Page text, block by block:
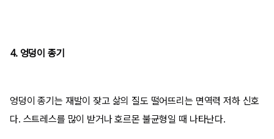
4. 엉덩이 종기
엉덩이 종기는 재발이 잦고 삶의 질도 떨어뜨리는 면역력 저하 신호
다. 스트레스를 많이 받거나 호르몬 불균형일 때 나타난다.